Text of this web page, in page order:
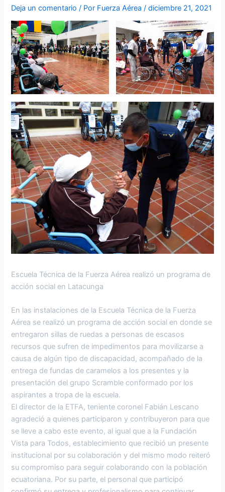
Deja un comentario / Por Fuerza Aérea/diciembre 21, 2021
Escuela Técnica de la Fuerza Aérea realizó un programa de
acción social en Latacunga
En las instalaciones de la Escuela Técnica de la Fuerza
Aérea se realizó un programa de acción social en donde se
entregaron sillas de ruedas a personas de escasos
recursos que sufren de impedimentos para movilizarse a
causa de algún tipo de discapacidad, acompañado de la
entrega de fundas de caramelos a los presentes y la
presentación del grupo Scramble conformado por los
aspirantes a tropa de la escuela.
El director de la ETFA, teniente coronel Fabián Lescano
agradeció a quienes participaron y contribuyeron para que
se lleve a cabo este evento, al igual que a la Fundación
Vista para Todos, establecimiento que recibió un presente
institucional por su colaboración y del mismo modo reiteró
su compromiso para seguir colaborando con la población
ecuatoriana. Por su parte, el personal que participó